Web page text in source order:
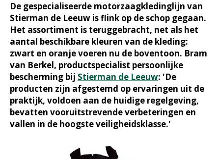
De gespecialiseerde motorzaagkledinglijn van
Stierman de Leeuw is flink op de schop gegaan.
Het assortiment is teruggebracht, net als het
aantal beschikbare kleuren van de kleding:
zwart en oranje voeren nu de boventoon. Bram
van Berkel, productspecialist persoonlijke
bescherming bij Stierman de Leeuw: 'De
producten zijn afgestemd op ervaringen uit de
praktijk, voldoen aan de huidige regelgeving,
bevatten vooruitstrevende verbeteringen en
vallen in de hoogste veiligheidsklasse.'